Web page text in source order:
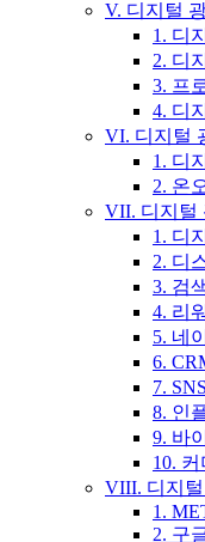
V. 디지털
1. 디
2. 디
3. 프
4. 디
VI. 디지털
1. 디
2. 온
VII. 디지털
1. 디
2. 디
3. 검
4. 리
5. 네
6.
7.
8. 인
9. 바
10.
VIII. 디지
1.
2. 구